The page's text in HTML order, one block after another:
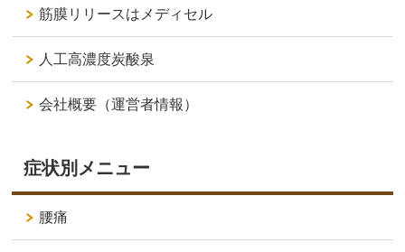
筋膜リリースはメディセル
人工高濃度炭酸泉
会社概要（運営者情報）
症状別メニュー
腰痛